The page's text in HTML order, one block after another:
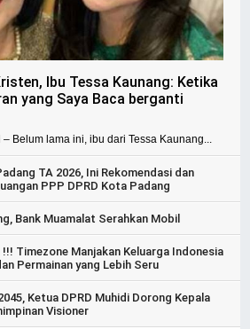
Ibu Tessa Kaunang: Ketika
yang Saya Baca berganti
– Belum lama ini, ibu dari Tessa Kaunang...
TA 2026, Ini Rekomendasi dan
PPP DPRD Kota Padang
Bank Muamalat Serahkan Mobil
Timezone Manjakan Keluarga Indonesia
Permainan yang Lebih Seru
Ketua DPRD Muhidi Dorong Kepala
Visioner